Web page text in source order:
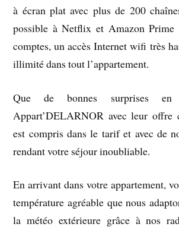
à écran plat avec plus de 200
possible à Netflix et Amazon Prime
comptes, un accès Internet wifi très
illimité dans tout l’appartement.
Que de bonnes surprises en
Appart’DELARNOR avec leur offre
est compris dans le tarif et avec de
rendant votre séjour inoubliable.
En arrivant dans votre appartement,
température agréable que nous
la météo extérieure grâce à nos